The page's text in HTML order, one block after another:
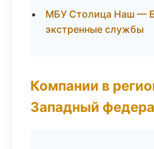
МБУ Столица Наш —
экстренные службы
Компании в
Западный